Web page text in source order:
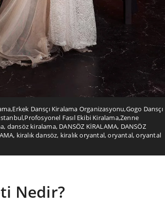
,Erkek Dansçı Kiralama Organizasyonu,Gogo Dansçı
,Profosyonel Fasıl Ekibi Kiralama,Zenne
, dansöz kiralama, DANSÖZ KİRALAMA, DANSÖZ
, kiralık dansöz, kiralık oryantal,oryantal,oryantal
Nedir?